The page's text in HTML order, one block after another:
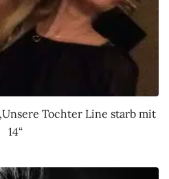
Tochter Line starb mit
14“